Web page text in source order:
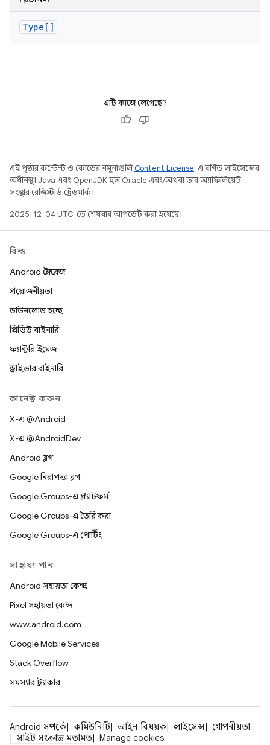
Type[]
এটি কাজে লেগেছে?
এই পৃষ্ঠার কন্টেন্ট ও কোডের নমুনাগুলিContent License-এ বর্ণিত লাইসেন্সের
অধীনস্থ। Java এবং OpenJDK হল Oracle এবং/অথবা তার অ্যাফিলিয়েট
সংস্থার রেজিস্টার্ড ট্রেডমার্ক।
2025-12-04 UTC-তে শেষবার আপডেট করা হয়েছে।
বিল্ড
Android স্টোরেজ
প্রয়োজনীয়তা
ডাউনলোড হচ্ছে
প্রিভিউ বাইনারি
ফ্যাক্টরি ইমেজ
ড্রাইভার বাইনারি
কানেক্ট করুন
X-এ @Android
X-এ @AndroidDev
Android ব্লগ
Google নিরাপত্তা ব্লগ
Google Groups-এ প্ল্যাটফর্ম
Google Groups-এ তৈরি করা
Google Groups-এ পোর্টিং
সাহায্য পান
Android সহায়তা কেন্দ্র
Pixel সহায়তা কেন্দ্র
www.android.com
Google Mobile Services
Stack Overflow
সমস্যার ট্র্যাকার
Android সম্পর্কে কমিউনিটি আইন বিষয়ক লাইসেন্স
গোপনীয়তা
সাইট সংক্রান্ত মতামত
Manage cookies